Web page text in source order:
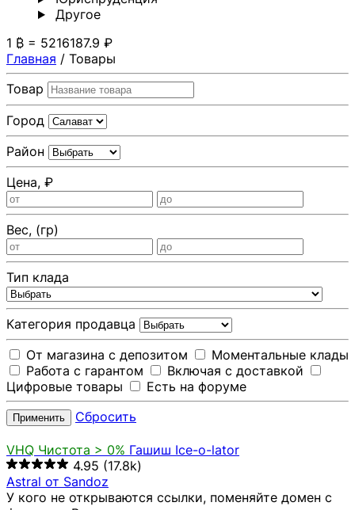
Другoе
1 ₿ = 5216187.9 ₽
Главная / Товары
Товар
Город
Район
Цена, ₽
Вес, (гр)
Тип клада
Категория продавца
От магазина с депозитом
Моментальные клады
Работа с гарантом
Включая с доставкой
Цифровые товары
Есть на форуме
Применить Сбросить
VHQ Чистота > 0% Гашиш Ice-o-lator
4.95 (17.8k)
Astral от Sandoz
У кого не открываются ссылки, поменяйте домен с